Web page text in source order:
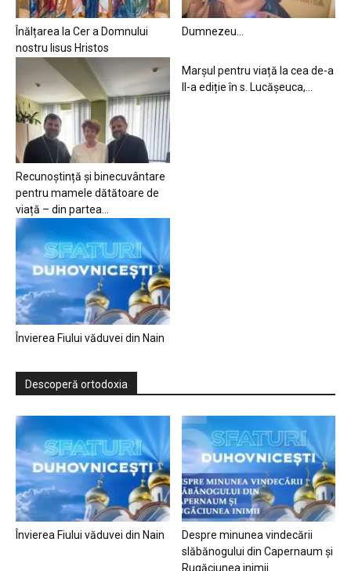
Înălțarea la Cer a Domnului
nostru Iisus Hristos
Dumnezeu…
Recunoștință și binecuvântare
pentru mamele dătătoare de
viață – din partea...
Marșul pentru viață la cea de-a
II-a ediție în s. Lucășeuca,...
Învierea Fiului văduvei din Nain
Descoperă ortodoxia
Învierea Fiului văduvei din Nain
Despre minunea vindecării
slăbănogului din Capernaum și
Rugăciunea inimii